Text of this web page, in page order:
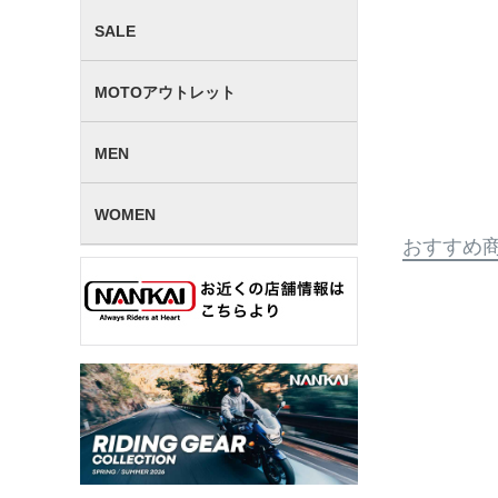
SALE
MOTOアウトレット
MEN
WOMEN
おすすめ